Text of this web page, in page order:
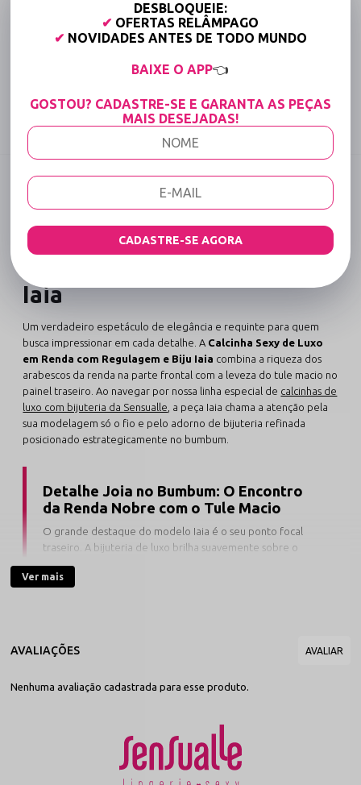
Até 6x Sem Juros (Varejo)
15% OFF para Compras Acima de R$400,00 (Varejo)
Compartilhe:
Código identificador (SKU): 1174
Calcinha Sexy de Luxo em
Iaia
Um verdadeiro espetáculo de elegância e requinte para quem
busca impressionar em cada detalhe. A Calcinha Sexy de Luxo
em Renda com Regulagem e Biju Iaia combina a riqueza dos
arabescos da renda na parte frontal com a leveza do tule macio no
painel traseiro. Ao navegar por nossa linha especial de calcinhas de
luxo com bijuteria da Sensualle , a peça Iaia chama a atenção pela
sua modelagem só o fio e pelo adorno de bijuteria refinada
posicionado estrategicamente no bumbum.
Detalhe Joia no Bumbum: O Encontro
da Renda Nobre com o Tule Macio
O grande destaque do modelo Iaia é o seu ponto focal
traseiro. A bijuteria de luxo brilha suavemente sobre o
frente rendada. Suas laterais contam com passadores de
renda frontal ao toque leve e respirável do tule nas costas, que
perfeito e suave. Suas tiras elásticas de excelente resiliência
abraçam o quadril sem apertar ou marcar sob as roupas. Para
assegurar o cuidado integral com a saúde intima, a região central
Ver mais
Nenhuma avaliação cadastrada para esse produto.
DESBLOQUEIE:
✔ OFERTAS RELÂMPAGO
✔ NOVIDADES ANTES DE TODO MUNDO
BAIXE O APP👈
GOSTOU? CADASTRE-SE E GARANTA AS PEÇAS
MAIS DESEJADAS!
CADASTRE-SE AGORA